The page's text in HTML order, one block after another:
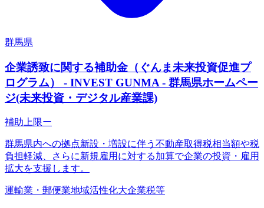
群馬県
企業誘致に関する補助金（ぐんま未来投資促進プ
ログラム） - INVEST GUNMA - 群馬県ホームペー
ジ(未来投資・デジタル産業課)
補助上限ー
群馬県内への拠点新設・増設に伴う不動産取得税相当額や税
負担軽減、さらに新規雇用に対する加算で企業の投資・雇用
拡大を支援します。
運輸業・郵便業地域活性化大企業税等